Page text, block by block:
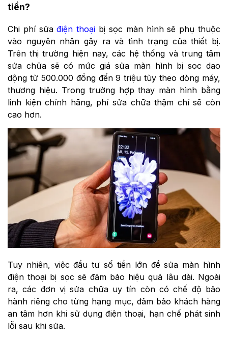
tiền?
Chi phí sửađiện thoại bị sọc màn hình sẽ phụ thuộc
vào nguyên nhân gây ra và tình trạng của thiết bị.
Trên thị trường hiện nay, các hệ thống và trung tâm
sửa chữa sẽ có mức giá sửa màn hình bị sọc dao
dộng từ 500.000 đồng đến 9 triệu tùy theo dòng máy,
thương hiệu. Trong trường hợp thay màn hình bằng
linh kiện chính hãng, phí sửa chữa thậm chí sẽ còn
cao hơn.
Tuy nhiên, việc đầu tư số tiền lớn để sửa màn hình
điện thoại bị sọc sẽ đảm bảo hiệu quả lâu dài. Ngoài
ra, các đơn vị sửa chữa uy tín còn có chế độ bảo
hành riêng cho từng hạng mục, đảm bảo khách hàng
an tâm hơn khi sử dụng điện thoại, hạn chế phát sinh
lỗi sau khi sửa.